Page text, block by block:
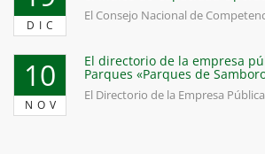
DIC
El Consejo Nacional de
10
NOV
El directorio de la empresa
Parques «Parques de
El Directorio de la Empresa